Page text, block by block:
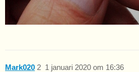
Mark020 1 januari 2020 om 16:36
2